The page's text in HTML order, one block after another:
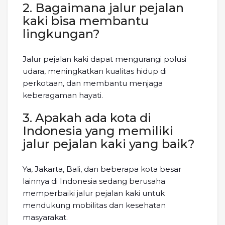
2. Bagaimana jalur pejalan
kaki bisa membantu
lingkungan?
Jalur pejalan kaki dapat mengurangi polusi
udara, meningkatkan kualitas hidup di
perkotaan, dan membantu menjaga
keberagaman hayati.
3. Apakah ada kota di
Indonesia yang memiliki
jalur pejalan kaki yang baik?
Ya, Jakarta, Bali, dan beberapa kota besar
lainnya di Indonesia sedang berusaha
memperbaiki jalur pejalan kaki untuk
mendukung mobilitas dan kesehatan
masyarakat.